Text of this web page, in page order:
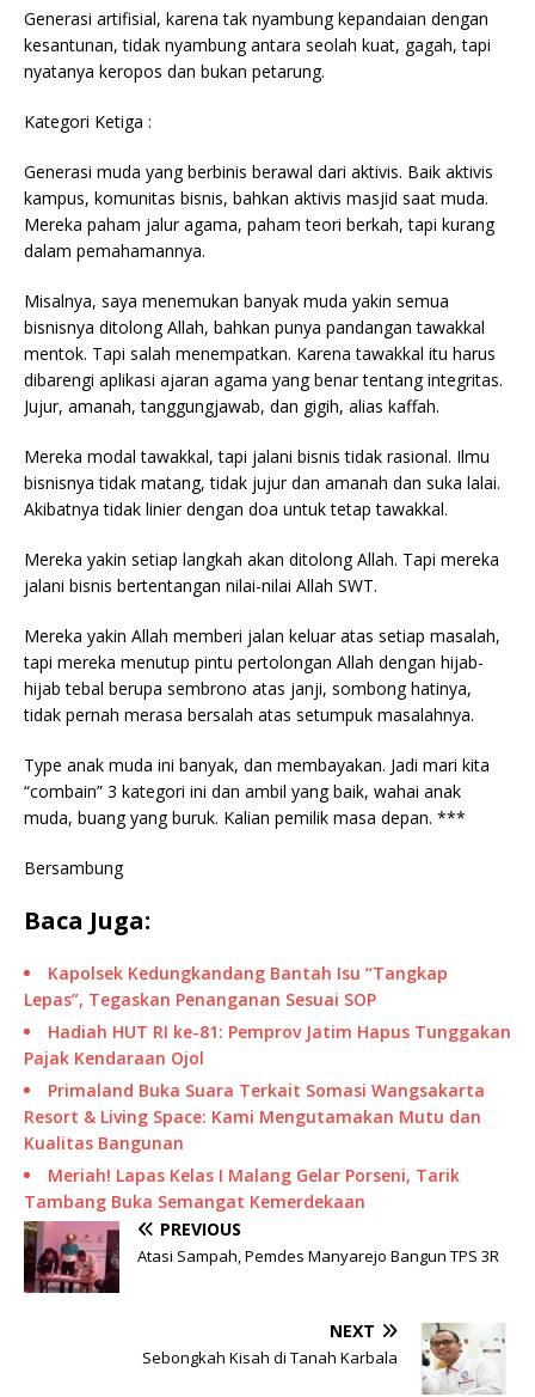
Generasi artifisial, karena tak nyambung kepandaian dengan
kesantunan, tidak nyambung antara seolah kuat, gagah, tapi
nyatanya keropos dan bukan petarung.
Kategori Ketiga :
Generasi muda yang berbinis berawal dari aktivis. Baik aktivis
kampus, komunitas bisnis, bahkan aktivis masjid saat muda.
Mereka paham jalur agama, paham teori berkah, tapi kurang
dalam pemahamannya.
Misalnya, saya menemukan banyak muda yakin semua
bisnisnya ditolong Allah, bahkan punya pandangan tawakkal
mentok. Tapi salah menempatkan. Karena tawakkal itu harus
dibarengi aplikasi ajaran agama yang benar tentang integritas.
Jujur, amanah, tanggungjawab, dan gigih, alias kaffah.
Mereka modal tawakkal, tapi jalani bisnis tidak rasional. Ilmu
bisnisnya tidak matang, tidak jujur dan amanah dan suka lalai.
Akibatnya tidak linier dengan doa untuk tetap tawakkal.
Mereka yakin setiap langkah akan ditolong Allah. Tapi mereka
jalani bisnis bertentangan nilai-nilai Allah SWT.
Mereka yakin Allah memberi jalan keluar atas setiap masalah,
tapi mereka menutup pintu pertolongan Allah dengan hijab-
hijab tebal berupa sembrono atas janji, sombong hatinya,
tidak pernah merasa bersalah atas setumpuk masalahnya.
Type anak muda ini banyak, dan membayakan. Jadi mari kita
“combain” 3 kategori ini dan ambil yang baik, wahai anak
muda, buang yang buruk. Kalian pemilik masa depan. ***
Bersambung
Baca Juga:
Kapolsek Kedungkandang Bantah Isu “Tangkap
Lepas”, Tegaskan Penanganan Sesuai SOP
Hadiah HUT RI ke-81: Pemprov Jatim Hapus Tunggakan
Pajak Kendaraan Ojol
Primaland Buka Suara Terkait Somasi Wangsakarta
Resort & Living Space: Kami Mengutamakan Mutu dan
Kualitas Bangunan
Meriah! Lapas Kelas I Malang Gelar Porseni, Tarik
Tambang Buka Semangat Kemerdekaan
PREVIOUS
Atasi Sampah, Pemdes Manyarejo Bangun TPS 3R
NEXT
Sebongkah Kisah di Tanah Karbala